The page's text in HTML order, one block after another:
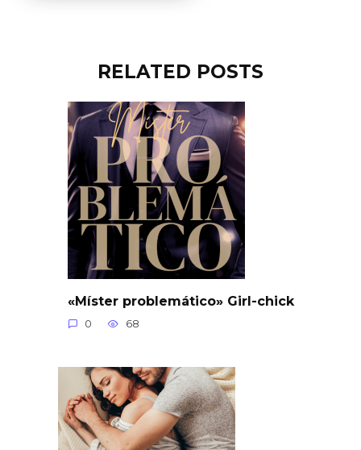
RELATED POSTS
«Míster problemático» Girl-chick
0 68